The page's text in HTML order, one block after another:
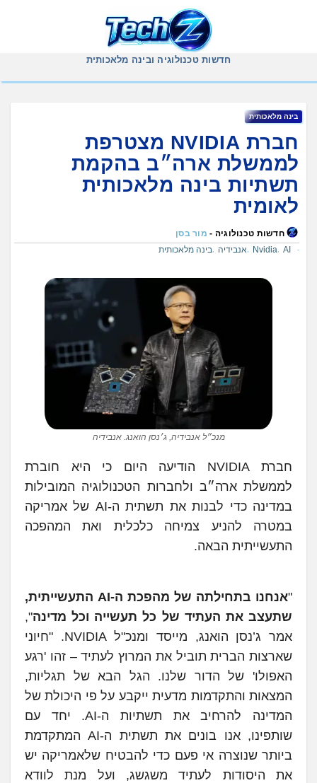
חדשות טכנולוגיה ובינה מלאכותית
בינה מלאכותית
חברת NVIDIA מצטרפת
לממשלת ארה״ב בהקמת
תשתיות בינה מלאכותית
לאומית
חדשות טכנולוגיה - מור בסן
AI
Nvidia אנבידיה בינה מלאכותית
מנכ״ל אנבידיה, ג׳נסן הואנג. אנבידיה
חברת NVIDIA הודיעה היום כי היא חוברת
לממשלת ארה״ב ולחברות הטכנולוגיה המובילות
במדינה כדי לבנות את תשתית ה-AI של אמריקה
במטרה להניע צמיחה כלכלית ואת המהפכה
התעשייתית הבאה.
"
אנחנו בתחילתה של מהפכת ה-AI התעשייתית,
שתעצב את העתיד של כל תעשייה וכל מדינה",
אמר ג’נסן הואנג, מייסד ומנכ"ל NVIDIA. "חיוני
שארצות הברית תוביל את המרוץ לעתיד – זהו 'רגע
האפולו' של הדור שלנו. הגל הבא של תגליות,
המצאות והתקדמות מדעית ייקבע על פי היכולת של
המדינה להרחיב את תשתיות ה-AI. יחד עם
שותפינו, אנו בונים את תשתית ה-AI המתקדמת
ביותר שנוצרה אי פעם כדי להבטיח שלאמריקה יש
את היסודות לעתיד משגשג, ועל מנת לוודא